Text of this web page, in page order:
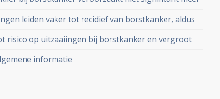
in lichaam dan zonder biopt, aldus
vrouwen.leiden vaker tot recidief van borstkanker, aldus
risico op uitzaaiingen bij borstkanker en vergroot
borstkanker met 38%, blijkt uit groot
informatie